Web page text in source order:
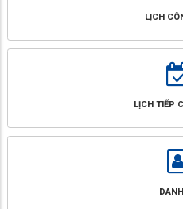
LỊCH
LỊCH TIẾP